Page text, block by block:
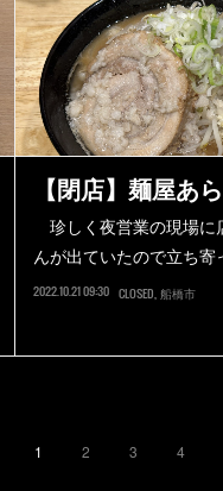
【閉店】麺屋あ
珍しく夜営業の現場に
んが出ていたので立ち
2022.10.21 09:30 CLOSED 船橋市
1 2 3 4